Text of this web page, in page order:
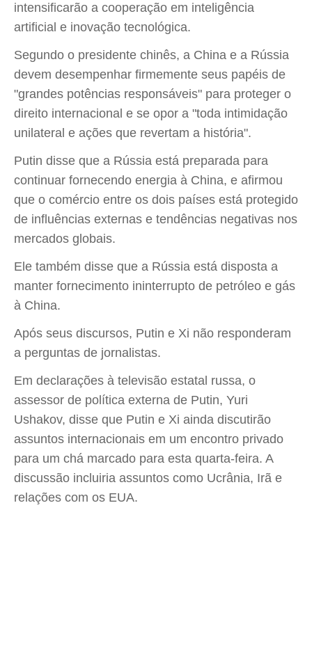
intensificarão a cooperação em inteligência
artificial e inovação tecnológica.
Segundo o presidente chinês, a China e a Rússia
devem desempenhar firmemente seus papéis de
"grandes potências responsáveis" para proteger o
direito internacional e se opor a "toda intimidação
unilateral e ações que revertam a história".
Putin disse que a Rússia está preparada para
continuar fornecendo energia à China, e afirmou
que o comércio entre os dois países está protegido
de influências externas e tendências negativas nos
mercados globais.
Ele também disse que a Rússia está disposta a
manter fornecimento ininterrupto de petróleo e gás
à China.
Após seus discursos, Putin e Xi não responderam
a perguntas de jornalistas.
Em declarações à televisão estatal russa, o
assessor de política externa de Putin, Yuri
Ushakov, disse que Putin e Xi ainda discutirão
assuntos internacionais em um encontro privado
para um chá marcado para esta quarta-feira. A
discussão incluiria assuntos como Ucrânia, Irã e
relações com os EUA.